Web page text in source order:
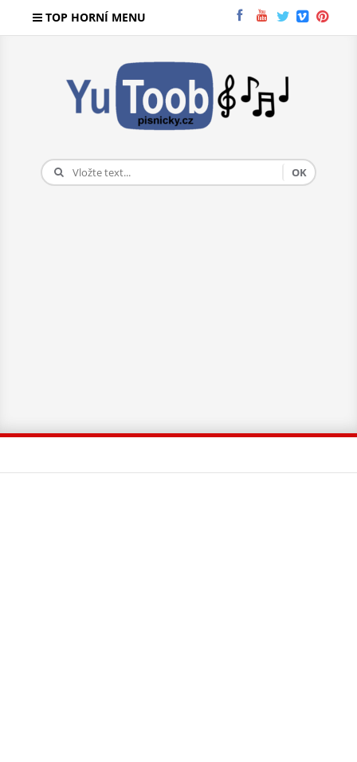
TOP HORNÍ MENU